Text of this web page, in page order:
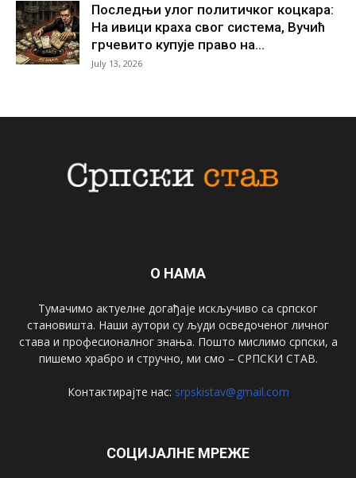
Последњи улог политичког коцкара:
На ивици краха свог система, Вучић
грчевито купује право на...
July 13, 2026
О НАМА
Тумачимо актуелне догађаје искључиво са српског
становишта. Наши аутори су људи осведоченог личног
става и професионалног знања. Пошто мислимо српски, а
пишемо храбро и стручно, ми смо – СРПСКИ СТАВ.
Контактирајте нас: srpskistav@gmail.com
СОЦИЈАЛНЕ МРЕЖЕ